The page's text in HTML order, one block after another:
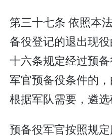
第三十七条 依照本
备役登记的退出现
十六条规定经过预
军官预备役条件的
根据军队需要，遴选
预备役军官按照规